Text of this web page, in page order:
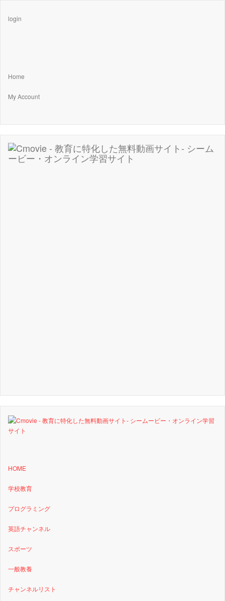
login
Home
My Account
HOME
学校教育
プログラミング
英語チャンネル
スポーツ
一般教養
チャンネルリスト